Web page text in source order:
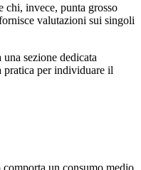
chi, invece, punta grosso
valutazioni sui singoli
sezione dedicata
pratica per individuare il
un consumo medio